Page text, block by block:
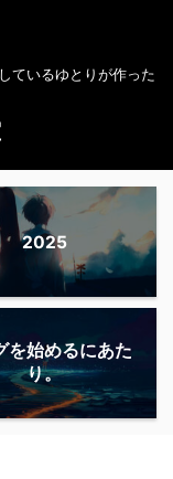
ているゆとりが作った
2025
を始めるにあた
り。